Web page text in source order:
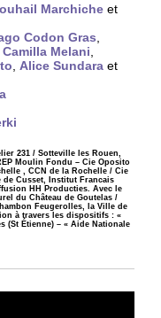
Marchiche et
Codon Gras
Camilla Melani
Alice Sundara et
231 / Sotteville les Rouen,
Moulin Fondu – Cie Oposito
, CCN de la Rochelle / Cie
de Cusset, Institut Francais
HH Producties. Avec le
du Château de Goutelas /
Feugerolles, la Ville de
à travers les dispositifs : «
(St Étienne) – « Aide Nationale